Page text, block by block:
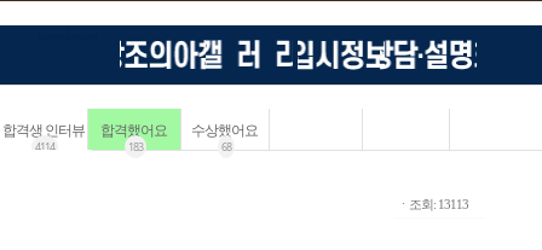
합격생 인터뷰
4114
합격했어요
183
수상했어요
68
ㆍ조회: 13113